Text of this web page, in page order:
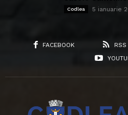
Codlea 5 ianuarie
FACEBOOK RSS